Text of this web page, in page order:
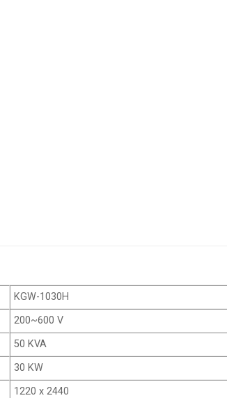
KGW-1030H
200~600 V
50 KVA
30 KW
1220 x 2440